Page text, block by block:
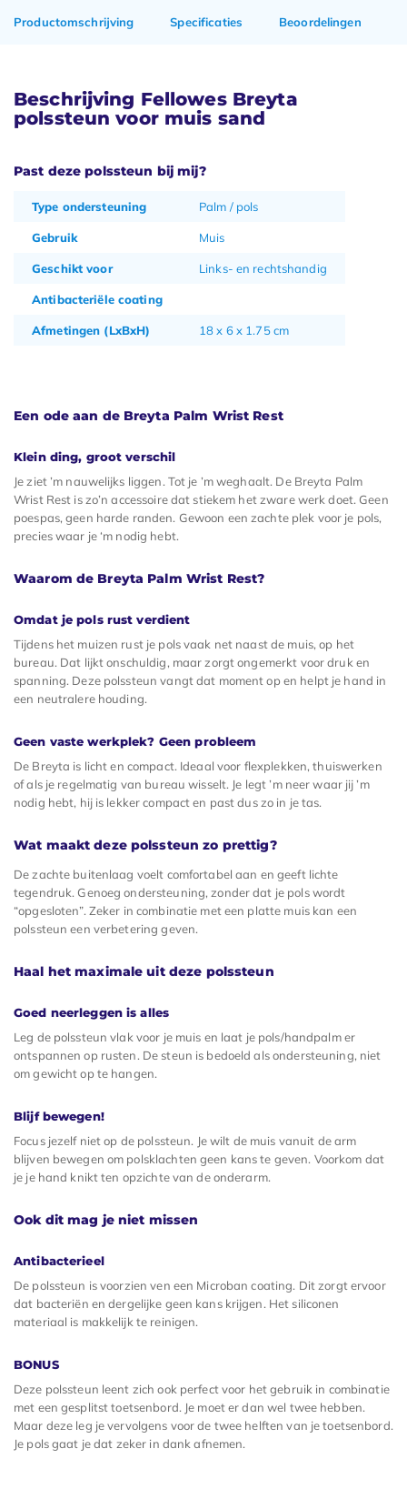
Productomschrijving Specificaties Beoordelingen
Beschrijving Fellowes Breyta
polssteun voor muis sand
Past deze polssteun bij mij?
Type ondersteuning Palm / pols
Gebruik Muis
Geschikt voor Links- en rechtshandig
Antibacteriële coating
Afmetingen (LxBxH) 18 x 6 x 1.75 cm
Een ode aan de Breyta Palm Wrist Rest
Klein ding, groot verschil
Je ziet ’m nauwelijks liggen. Tot je ’m weghaalt. De Breyta Palm
Wrist Rest is zo’n accessoire dat stiekem het zware werk doet. Geen
poespas, geen harde randen. Gewoon een zachte plek voor je pols,
precies waar je ‘m nodig hebt.
Waarom de Breyta Palm Wrist Rest?
Omdat je pols rust verdient
Tijdens het muizen rust je pols vaak net naast de muis, op het
bureau. Dat lijkt onschuldig, maar zorgt ongemerkt voor druk en
spanning. Deze polssteun vangt dat moment op en helpt je hand in
een neutralere houding.
Geen vaste werkplek? Geen probleem
De Breyta is licht en compact. Ideaal voor flexplekken, thuiswerken
of als je regelmatig van bureau wisselt. Je legt ’m neer waar jij ’m
nodig hebt, hij is lekker compact en past dus zo in je tas.
Wat maakt deze polssteun zo prettig?
De zachte buitenlaag voelt comfortabel aan en geeft lichte
tegendruk. Genoeg ondersteuning, zonder dat je pols wordt
“opgesloten”. Zeker in combinatie met een platte muis kan een
polssteun een verbetering geven.
Haal het maximale uit deze polssteun
Goed neerleggen is alles
Leg de polssteun vlak voor je muis en laat je pols/handpalm er
ontspannen op rusten. De steun is bedoeld als ondersteuning, niet
om gewicht op te hangen.
Blijf bewegen!
Focus jezelf niet op de polssteun. Je wilt de muis vanuit de arm
blijven bewegen om polsklachten geen kans te geven. Voorkom dat
je je hand knikt ten opzichte van de onderarm.
Ook dit mag je niet missen
Antibacterieel
De polssteun is voorzien ven een Microban coating. Dit zorgt ervoor
dat bacteriën en dergelijke geen kans krijgen. Het siliconen
materiaal is makkelijk te reinigen.
BONUS
Deze polssteun leent zich ook perfect voor het gebruik in combinatie
met een gesplitst toetsenbord. Je moet er dan wel twee hebben.
Maar deze leg je vervolgens voor de twee helften van je toetsenbord.
Je pols gaat je dat zeker in dank afnemen.